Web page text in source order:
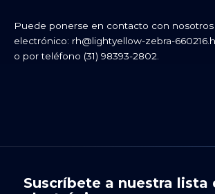
Puede ponerse en contacto con
electrónico: rh@lightyellow-zebra-
o por teléfono (31) 98393-2802.
Suscríbete a nuestra lista